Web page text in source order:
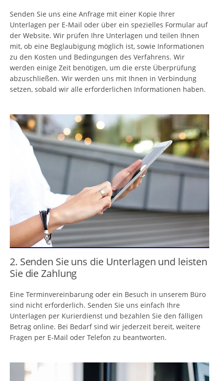
Senden Sie uns eine Anfrage mit einer Kopie Ihrer
Unterlagen per E-Mail oder über ein spezielles Formular auf
der Website. Wir prüfen Ihre Unterlagen und teilen Ihnen
mit, ob eine Beglaubigung möglich ist, sowie Informationen
zu den Kosten und Bedingungen des Verfahrens. Wir
werden einige Zeit benötigen, um die erste Überprüfung
abzuschließen. Wir werden uns mit Ihnen in Verbindung
setzen, sobald wir alle erforderlichen Informationen haben.
2. Senden Sie uns die Unterlagen und leisten
Sie die Zahlung
Eine Terminvereinbarung oder ein Besuch in unserem Büro
sind nicht erforderlich. Senden Sie uns einfach Ihre
Unterlagen per Kurierdienst und bezahlen Sie den fälligen
Betrag online. Bei Bedarf sind wir jederzeit bereit, weitere
Fragen per E-Mail oder Telefon zu beantworten.